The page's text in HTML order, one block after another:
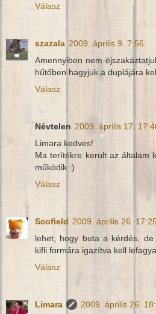
Válasz
szazala 2009. április 9. 7:56
Amennyiben nem
hűtőben hagyjuk a duplájára
Válasz
Névtelen 2009. április 17.
Limara kedves!
Ma terítékre került az általam
működik :)
Válasz
Scofield 2009. április 26.
lehet, hogy buta a kérdés,
kifli formára igazítva kell
Válasz
Limara
2009. április 26.